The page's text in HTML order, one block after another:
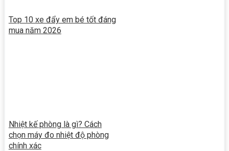
Top 10 xe đẩy em bé tốt đáng
mua năm 2026
Nhiệt kế phòng là gì? Cách
chọn máy đo nhiệt độ phòng
chính xác